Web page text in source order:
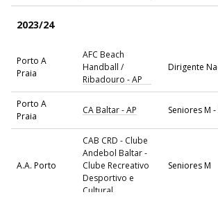
2023/24
Porto A
Praia
AFC Beach
Handball /
Ribadouro - AP
Dirigente
Porto A
Praia
CA Baltar - AP Seniores M
A.A. Porto
CAB CRD - Clube
Andebol Baltar -
Clube Recreativo
Desportivo e
Cultural
Seniores M